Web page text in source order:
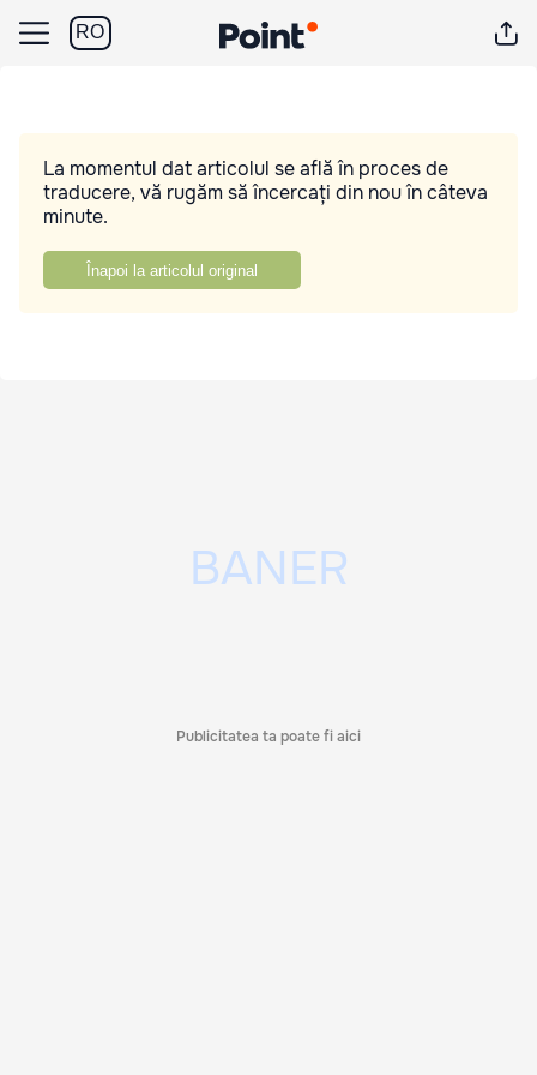
RO
La momentul dat articolul se află în proces de
traducere, vă rugăm să încercați din nou în câteva
minute.
Înapoi la articolul original
Publicitatea ta poate fi aici